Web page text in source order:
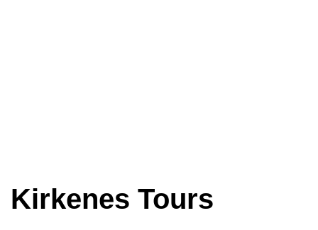
Kirkenes Tours